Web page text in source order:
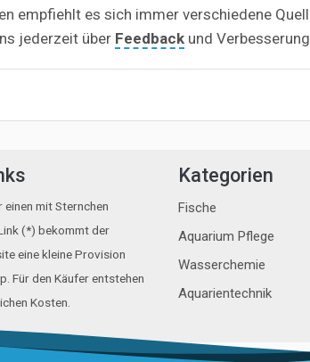
empfiehlt es sich immer verschiedene
jederzeit über Feedback und
einen mit Sternchen
(*) bekommt der
eine kleine Provision
Für den Käufer entstehen
Kosten.
Kategorien
Fische
Aquarium Pflege
Wasserchemie
Aquarientechnik